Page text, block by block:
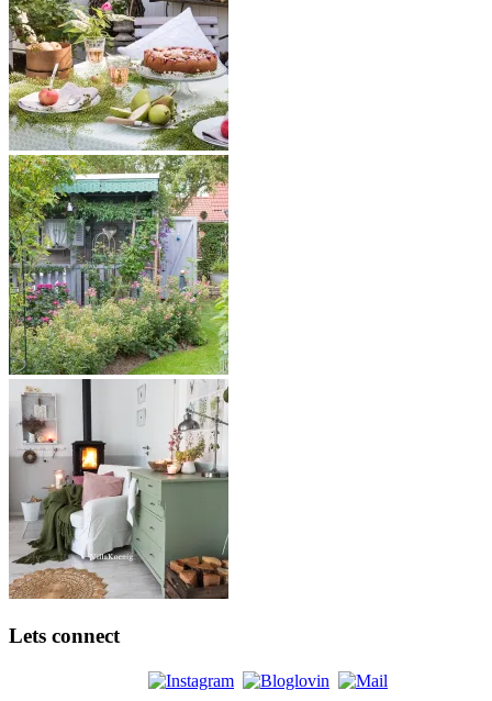
Lets connect